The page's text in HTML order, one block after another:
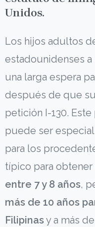
Unidos.
Los hijos adultos
estadounidenses
una larga espera
después de que
petición I-130.
puede ser
para los
típico para
entre 7 y 8 años,
más de 10 años
Filipinasy a más de